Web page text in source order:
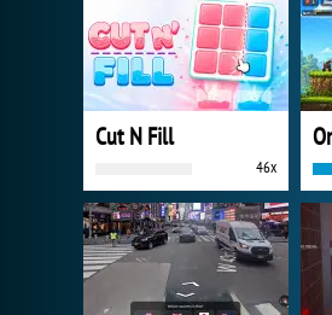
Cut N Fill
46x